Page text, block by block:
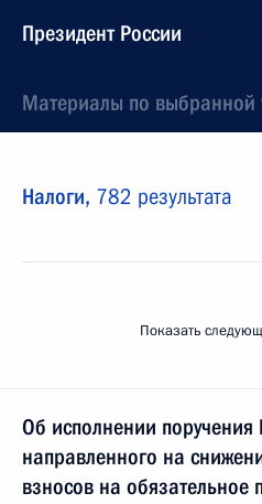
Президент России
Материалы по выбранной
Налоги, 782 результата
Показать
Об исполнении поручения
направленного на
взносов на обязательное